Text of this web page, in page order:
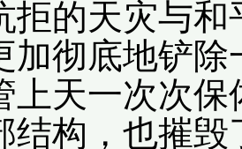
拒的天灾与
加彻底地铲
上天一次次
结构，也摧